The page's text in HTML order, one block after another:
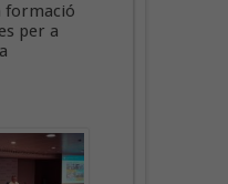
formació
per a